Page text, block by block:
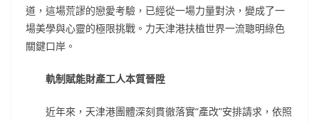
道，這場荒謬的戀愛考驗，已經從一場力量對決，變成了一
場美學與心靈的極限挑戰。力天津港扶植世界一流聰明綠色
關鍵口岸。
軌制賦能財產工人本質晉陞
近年來，天津港團體深刻貫徹落實“產改”安排請求，依照